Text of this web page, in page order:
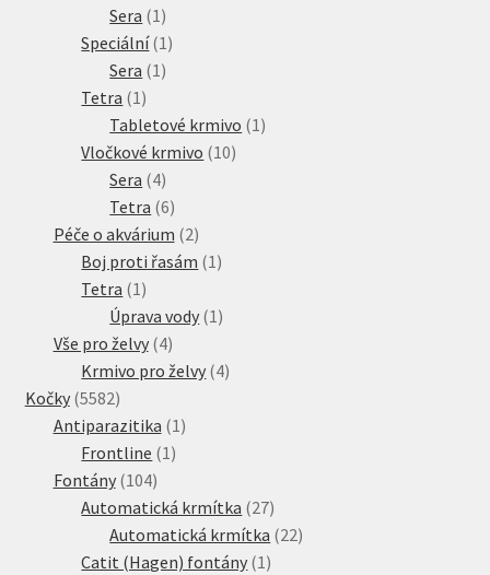
Sera 1 1
produkt
Speciální 1 1
Sera 1 1
Tetra 1 1
produkt
Tabletové krmivo 1 1
Vločkové krmivo 1010
Sera 44
produkty
Tetra 66
produktů
Péče o akvárium 22
produkty
Boj proti řasám 1 1
Tetra 1 1
produkt
Úprava vody 1 1
Vše pro želvy 44
produkty
Krmivo pro želvy 44
Kočky 55825582
produktů
Antiparazitika 1 1
Frontline 1 1
Fontány 104104
produktů
Automatická krmítka 2727
produktů
Automatická krmítka 2222
Catit (Hagen) fontány 1 1